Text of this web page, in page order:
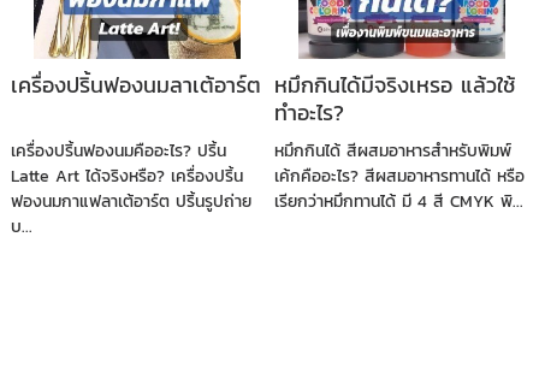
เครื่องปริ้นฟองนมลาเต้อาร์ต
เครื่องปริ้นฟองนมคืออะไร? ปริ้น
Latte Art ได้จริงหรือ? เครื่องปริ้น
ฟองนมกาแฟลาเต้อาร์ต ปริ้นรูปถ่าย
บ...
หมึกกินได้มีจริงเหรอ แล้วใช้
ทำอะไร?
หมึกกินได้ สีผสมอาหารสำหรับพิมพ์
เค้กคืออะไร? สีผสมอาหารทานได้ หรือ
เรียกว่าหมึกทานได้ มี 4 สี CMYK พิ...